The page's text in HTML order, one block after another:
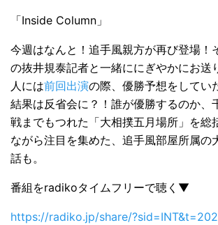
「Inside Column」
今週はなんと！追手風親方が再び登場！
の抜井規泰記者と一緒ににぎやかにお送
人には前回出演の際、優勝予想をしてい
結果は反省会に？！誰が優勝するのか、
戦までもつれた「大相撲五月場所」を総
ながら注目を集めた、追手風部屋所属の
話も。
番組をradikoタイムフリーで聴く▼
https://radiko.jp/share/